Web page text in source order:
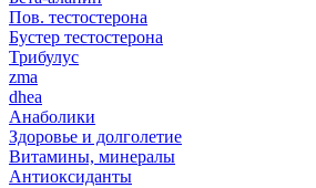
Пов. тестостерона
Бустер тестостерона
Трибулус
zma
dhea
Анаболики
Здоровье и долголетие
Витамины, минералы
Антиоксиданты